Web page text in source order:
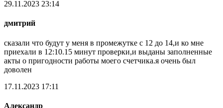
29.11.2023 23:14
дмитрий
сказали что будут у меня в промежутке с 12 до 14,и ко мне
приехали в 12:10.15 минут проверки,и выданы заполненные
акты о пригодности работы моего счетчика.я очень был
доволен
17.11.2023 17:11
Александр